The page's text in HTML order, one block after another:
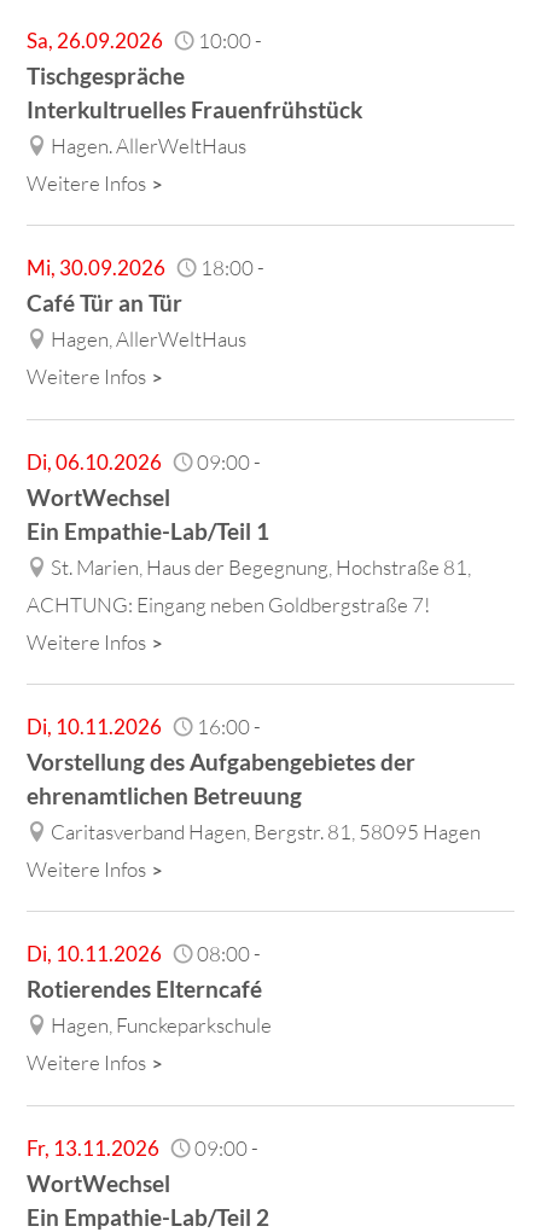
Sa, 26.09.2026 10:00-
Tischgespräche
Interkultruelles Frauenfrühstück
Hagen. AllerWeltHaus
Weitere Infos
Mi, 30.09.2026 18:00-
Café Tür an Tür
Hagen, AllerWeltHaus
Weitere Infos
Di,06.10.2026 09:00-
WortWechsel
Ein Empathie-Lab/Teil 1
St. Marien, Haus der Begegnung, Hochstraße 81,
ACHTUNG: Eingang neben Goldbergstraße 7!
Weitere Infos
Di, 10.11.2026 16:00-
Vorstellung des Aufgabengebietes der
ehrenamtlichen Betreuung
Caritasverband Hagen, Bergstr. 81, 58095 Hagen
Weitere Infos
Di, 10.11.2026 08:00-
Rotierendes Elterncafé
Hagen, Funckeparkschule
Weitere Infos
Fr, 13.11.2026 09:00-
WortWechsel
Ein Empathie-Lab/Teil 2